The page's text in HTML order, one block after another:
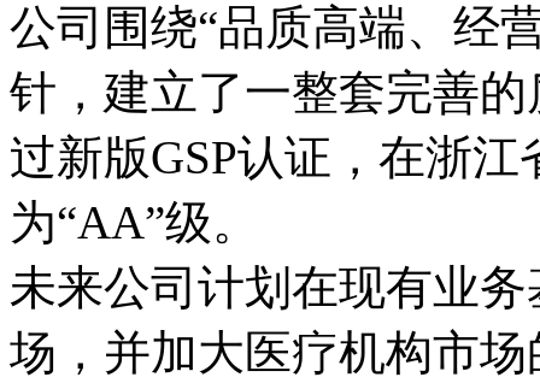
公司围绕“品质高端、经
针，建立了一整套完善
过新版GSP认证，在
为“AA”级。
未来公司计划在现有业务
场，并加大医疗机构市